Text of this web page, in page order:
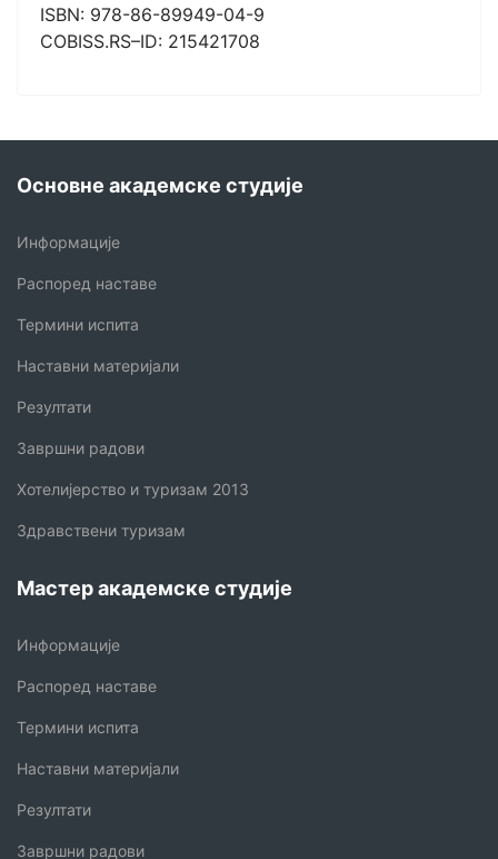
ISBN: 978-86-89949-04-9
COBISS.RS–ID: 215421708
Основне академске студије
Информације
Распоред наставе
Термини испита
Наставни материјали
Резултати
Завршни радови
Хотелијерство и туризам 2013
Здравствени туризам
Мастер академске студије
Информације
Распоред наставе
Термини испита
Наставни материјали
Резултати
Завршни радови